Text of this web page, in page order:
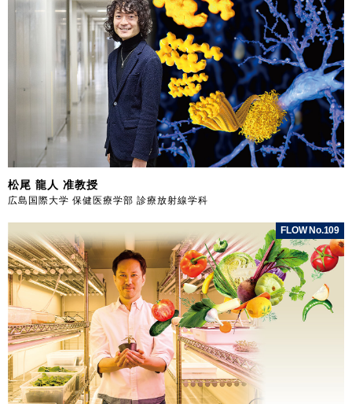
松尾 龍人 准教授
広島国際大学 保健医療学部 診療放射線学科
FLOW No.109